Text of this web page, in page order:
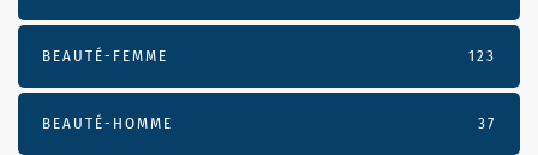
BEAUTÉ-FEMME 123
BEAUTÉ-HOMME 37